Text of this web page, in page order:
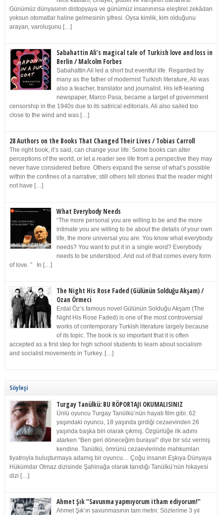
Günümüz dünyasının distopyaya ve günümüz insanınınsa eleştirel zekâdan
yoksun otomatlar haline gelmesinin şifresi. Oysa kimlik, kim olduğunu
arayan, varoluşunu […]
Sabahattin Ali’s magical tale of Turkish love and loss in
Berlin / Malcolm Forbes
Sabahattin Ali led a short but eventful life. Regarded by
many as the father of modernist Turkish literature, Ali was
also a teacher, translator and journalist. His left-leaning
newspaper, Marco Pasa, became a target of government
censorship in the 1940s due to its satirical editorials. Ali also sailed too
close to the wind and was […]
28 Authors on the Books That Changed Their Lives / Tobias Carroll
The right book, it’s said, can change your life. Some books can alter
perceptions of the world, or let a reader see life from a perspective they may
never have considered before. Others expand the sense of what’s possible
within the confines of a narrative; still others tell stories that the reader might
not have […]
What Everybody Needs
“The more personal you are willing to be and the more
intimate you are willing to be about the details of your own
life, the more universal you are. You know what everybody
needs? You want to put it in a single word? Everybody
needs to be understood. And out of that comes every form
of love. ” In […]
The Night His Rose Faded (Gülünün Solduğu Akşam) /
Ozan Örmeci
Erdal Öz’s famous novel Gülünün Solduğu Akşam (The
Night His Rose Faded) is one of the most controversial
works of contemporary Turkish literature largely because
of its topic. The book is so important that it is often
accepted as a first step for high school students to learn about socialism
and socialist movements in Turkey. […]
Söyleşi
Turgay Tanülkü: BU RÖPORTAJI OKUMALISINIZ
Ünlü oyuncu Turgay Tanülkü’nün hayatı film gibi. 62
yaşındaki oyuncu, 18 yaşında girdiği cezaevinden 26
yaşında başka biri olarak çıkmış. Özgürlüğe ilk adımı
atarken “Ben geri döneceğim buraya!” diye bir söz vermiş
kendine. Tanülkü, ömrünü cezaevlerinde mahkumları
tiyatroyla buluşturmaya adamış bir oyuncu… Çoğu insanın Eşkıya Dünyaya
Hükümdar Olmaz dizisinde Şahinağa olarak tanıdığı Tanülkü’nün hikayesi
dizi […]
Ahmet Şık “Savunma yapmıyorum itham ediyorum!”
Ahmet Şık’ın savunmasının tam metni: Sözlerime 3 yıl